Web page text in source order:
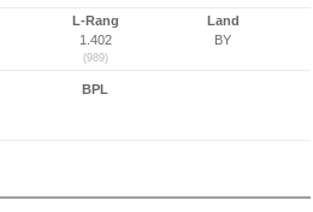
L-Rang
1.402
(989)
Land
BY
BPL